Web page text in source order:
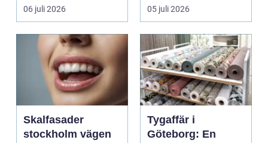
För många biläg...
06 juli 2026
ordning i ekonomin.
För må...
05 juli 2026
Skalfasader
stockholm vägen
Tygaffär i
Göteborg: En